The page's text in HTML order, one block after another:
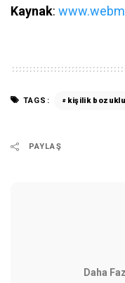
Kaynak:
TAGS: kişilik
PAYLAŞ
Daha